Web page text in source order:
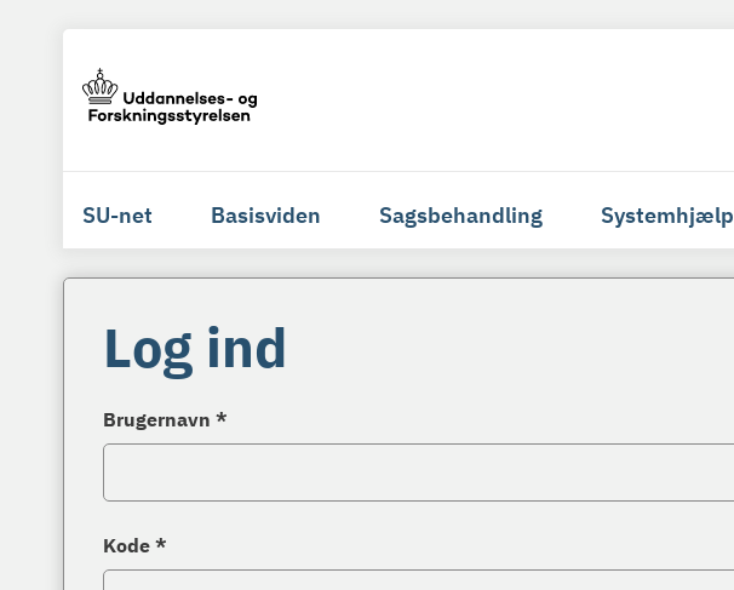
SU-net Basisviden Sagsbehandling Systemhjælp
Log ind
Brugernavn *
Kode *